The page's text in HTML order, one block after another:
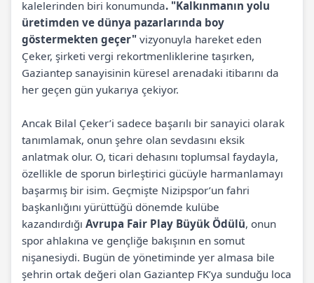
kalelerinden biri konumunda. "Kalkınmanın yolu
üretimden ve dünya pazarlarında boy
göstermekten geçer" vizyonuyla hareket eden
Çeker, şirketi vergi rekortmenliklerine taşırken,
Gaziantep sanayisinin küresel arenadaki itibarını da
her geçen gün yukarıya çekiyor.
Ancak Bilal Çeker’i sadece başarılı bir sanayici olarak
tanımlamak, onun şehre olan sevdasını eksik
anlatmak olur. O, ticari dehasını toplumsal faydayla,
özellikle de sporun birleştirici gücüyle harmanlamayı
başarmış bir isim. Geçmişte Nizipspor’un fahri
başkanlığını yürüttüğü dönemde kulübe
kazandırdığı Avrupa Fair Play Büyük Ödülü, onun
spor ahlakına ve gençliğe bakışının en somut
nişanesiydi. Bugün de yönetiminde yer almasa bile
şehrin ortak değeri olan Gaziantep FK’ya sunduğu loca